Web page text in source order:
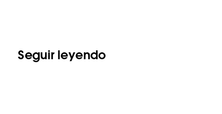
Seguir leyendo